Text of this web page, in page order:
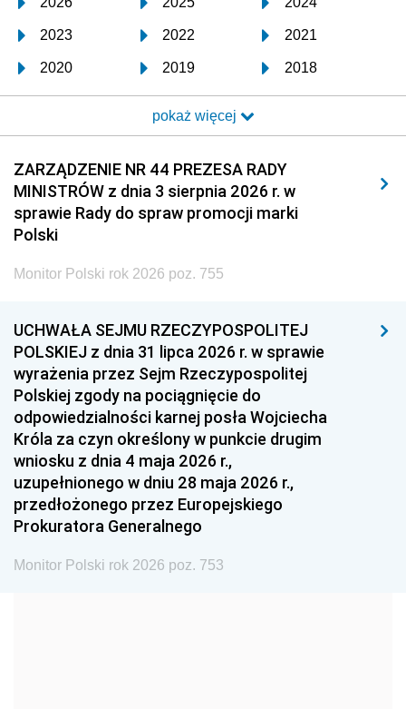
2023 2022 2021
2020 2019 2018
2017 2016 2015
2014 2013 2012
2011 2010 2009
2008 2007 2006
2005
1996 1995 1994
1993 1992 1991
1990 1989
1987 1986 1985
1984 1983
1981 1980 1979
1978 1977
1975 1974
pokaż więcej
ZARZĄDZENIE NR 44 PREZESA RADY
MINISTRÓW z dnia 3 sierpnia 2026 r. w
sprawie Rady do spraw promocji marki
Polski
Monitor Polski rok 2026 poz. 755
UCHWAŁA SEJMU RZECZYPOSPOLITEJ
POLSKIEJ z dnia 31 lipca 2026 r. w sprawie
wyrażenia przez Sejm Rzeczypospolitej
Polskiej zgody na pociągnięcie do
odpowiedzialności karnej posła Wojciecha
Króla za czyn określony w punkcie drugim
wniosku z dnia 4 maja 2026 r.,
uzupełnionego w dniu 28 maja 2026 r.,
przedłożonego przez Europejskiego
Prokuratora Generalnego
Monitor Polski rok 2026 poz. 753